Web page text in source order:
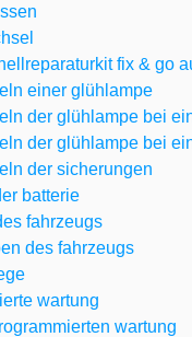
fix & go
einer glühlampe
der glühlampe bei
der glühlampe bei
der sicherungen
batterie
fahrzeugs
des fahrzeugs
wartung
wartung